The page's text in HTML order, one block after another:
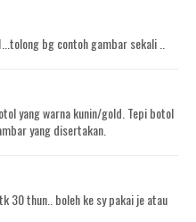
bg contoh gambar sekali ..
yang warna kunin/gold. Tepi botol
yang disertakan.
30 thun.. boleh ke sy pakai je atau